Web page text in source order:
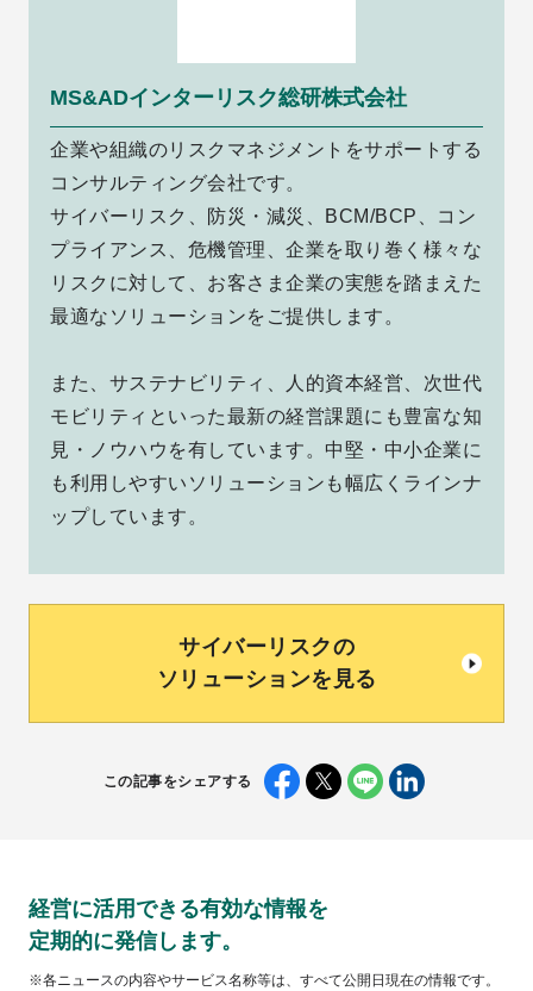
MS&ADインターリスク総研株式会社
企業や組織のリスクマネジメントをサポートする
コンサルティング会社です。
サイバーリスク、防災・減災、BCM/BCP、コン
プライアンス、危機管理、企業を取り巻く様々な
リスクに対して、お客さま企業の実態を踏まえた
最適なソリューションをご提供します。
また、サステナビリティ、人的資本経営、次世代
モビリティといった最新の経営課題にも豊富な知
見・ノウハウを有しています。中堅・中小企業に
も利用しやすいソリューションも幅広くラインナ
ップしています。
サイバーリスクの
ソリューションを見る
この記事をシェアする
経営に活用できる有効な情報を
定期的に発信します。
※各ニュースの内容やサービス名称等は、すべて公開日現在の情報です。